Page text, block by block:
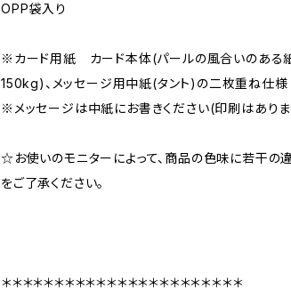
OPP袋入り
※カード用紙 カード本体(パールの風合いのある
150kg)、メッセージ用中紙(タント)の二枚重ね仕様
※メッセージは中紙にお書きください(印刷はありま
☆お使いのモニターによって、商品の色味に若干の
をご了承ください。
＊＊＊＊＊＊＊＊＊＊＊＊＊＊＊＊＊＊＊＊＊＊＊